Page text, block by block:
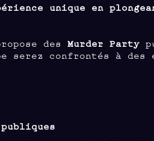
unique en
desMurder Party
serez confrontés à des